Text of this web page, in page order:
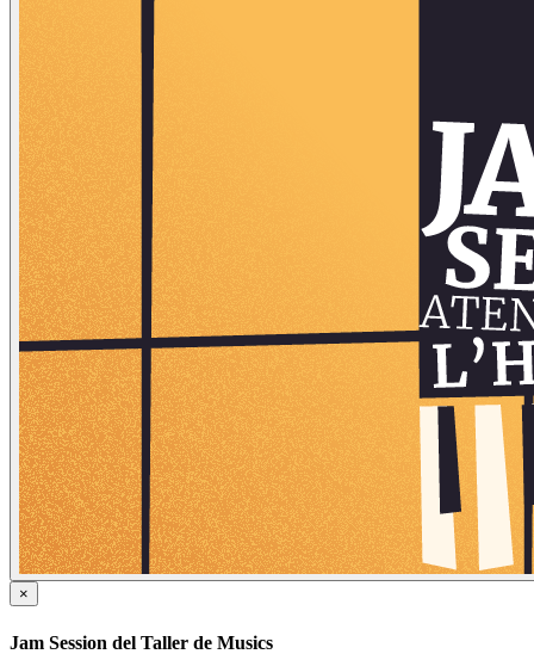
×
Jam Session del Taller de Musics